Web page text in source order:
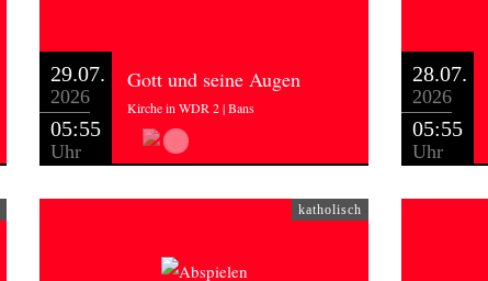
29.07.
2026
05:55
Uhr
Gott und seine Augen
Kirche in WDR 2 | Bans
28.07.
2026
05:55
Uhr
katholisch